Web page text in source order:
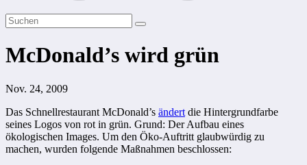
McDonald’s wird grün
Nov. 24, 2009
Das Schnellrestaurant McDonald’s ändert die Hintergrundfarbe
seines Logos von rot in grün. Grund: Der Aufbau eines
ökologischen Images. Um den Öko-Auftritt glaubwürdig zu
machen, wurden folgende Maßnahmen beschlossen: